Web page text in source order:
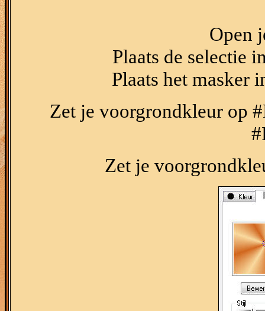
Open
Plaats de selectie
Plaats het masker
Zet je voorgrondkleur op
Zet je